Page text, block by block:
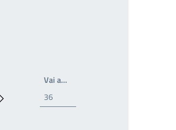
Prossima pagina
Vai a…